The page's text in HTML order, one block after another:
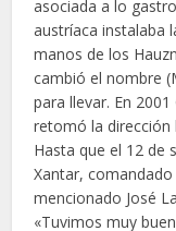
asociada a lo
austríaca instalaba
manos de los
cambió el nombre
para llevar. En
retomó la dirección
Hasta que el 12 de
Xantar,
mencionado José
«Tuvimos muy